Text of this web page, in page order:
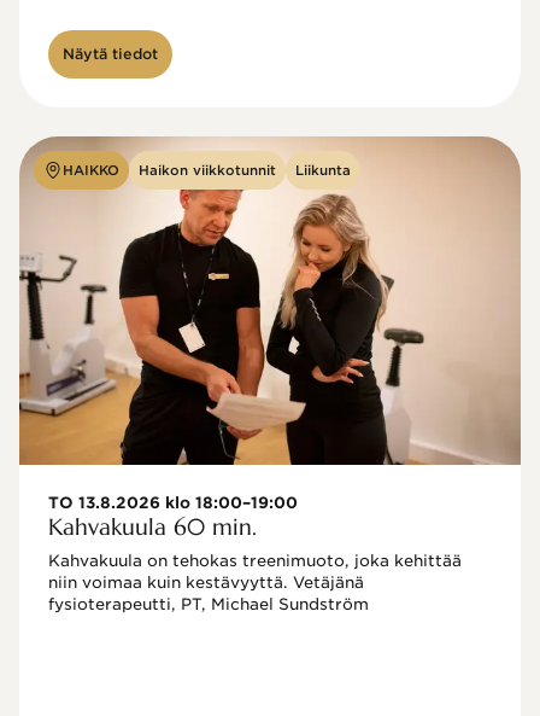
Näytä tiedot
HAIKKO Haikon viikkotunnit Liikunta
TO 13.8.2026 klo 18:00–19:00
Kahvakuula 60 min.
Kahvakuula on tehokas treenimuoto, joka kehittää
niin voimaa kuin kestävyyttä. Vetäjänä
fysioterapeutti, PT, Michael Sundström